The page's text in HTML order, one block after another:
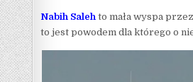
Nabih Saleh to mała wyspa
to jest powodem dla którego o